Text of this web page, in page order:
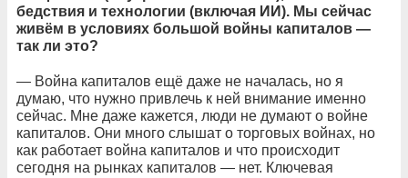
бедствия и технологии (включая ИИ). Мы сейчас
живём в условиях большой войны капиталов —
так ли это?
— Война капиталов ещё даже не началась, но я
думаю, что нужно привлечь к ней внимание именно
сейчас. Мне даже кажется, люди не думают о войне
капиталов. Они много слышат о торговых войнах, но
как работает война капиталов и что происходит
сегодня на рынках капиталов — нет. Ключевая